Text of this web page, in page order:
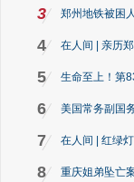
3 郑州地铁被困
4 在人间 | 亲历
5 生命至上！第
6 美国常务副国
7 在人间 | 红绿
8 重庆姐弟坠亡